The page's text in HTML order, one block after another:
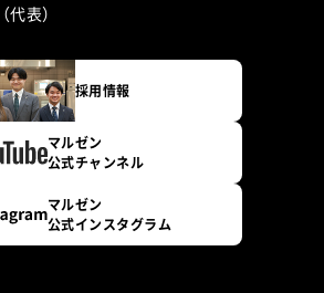
表）
採用情報
マルゼン
公式チャンネル
マルゼン
公式インスタグラム